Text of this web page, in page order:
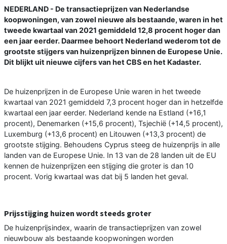
NEDERLAND - De transactieprijzen van Nederlandse
koopwoningen, van zowel nieuwe als bestaande, waren in het
tweede kwartaal van 2021 gemiddeld 12,8 procent hoger dan
een jaar eerder. Daarmee behoort Nederland wederom tot de
grootste stijgers van huizenprijzen binnen de Europese Unie.
Dit blijkt uit nieuwe cijfers van het CBS en het Kadaster.
De huizenprijzen in de Europese Unie waren in het tweede
kwartaal van 2021 gemiddeld 7,3 procent hoger dan in hetzelfde
kwartaal een jaar eerder. Nederland kende na Estland (+16,1
procent), Denemarken (+15,6 procent), Tsjechië (+14,5 procent),
Luxemburg (+13,6 procent) en Litouwen (+13,3 procent) de
grootste stijging. Behoudens Cyprus steeg de huizenprijs in alle
landen van de Europese Unie. In 13 van de 28 landen uit de EU
kennen de huizenprijzen een stijging die groter is dan 10
procent. Vorig kwartaal was dat bij 5 landen het geval.
Prijsstijging huizen wordt steeds groter
De huizenprijsindex, waarin de transactieprijzen van zowel
nieuwbouw als bestaande koopwoningen worden